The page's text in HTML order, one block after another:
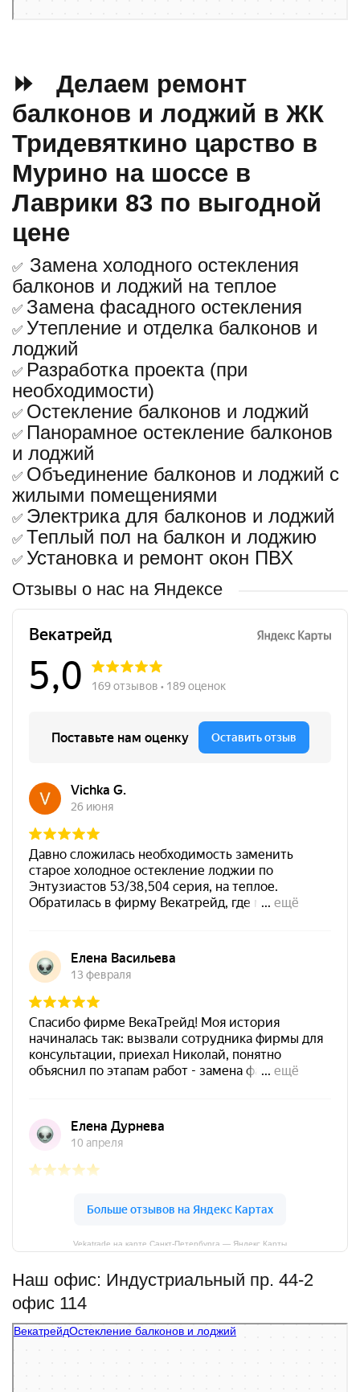
⏩ Делаем ремонт
балконов и лоджий в ЖК
Тридевяткино царство в
Мурино на шоссе в
Лаврики 83 по выгодной
цене
✅ Замена холодного остекления
балконов и лоджий на теплое
✅ Замена фасадного остекления
✅ Утепление и отделка балконов и
лоджий
✅ Разработка проекта (при
необходимости)
✅ Остекление балконов и лоджий
✅ Панорамное остекление балконов
и лоджий
✅ Объединение балконов и лоджий с
жилыми помещениями
✅ Электрика для балконов и лоджий
✅ Теплый пол на балкон и лоджию
✅ Установка и ремонт окон ПВХ
Отзывы о нас на Яндексе
Vekatrade на карте Санкт‑Петербурга — Яндекс Карты
Наш офис: Индустриальный пр. 44-2
офис 114
Векатрейд